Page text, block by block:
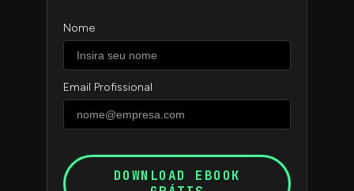
Nome
Email Profissional